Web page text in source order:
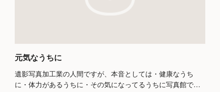
元気なうちに
遺影写真加工業の人間ですが、本音としては・健康なうち
に・体力があるうちに・その気になってるうちに写真館で…